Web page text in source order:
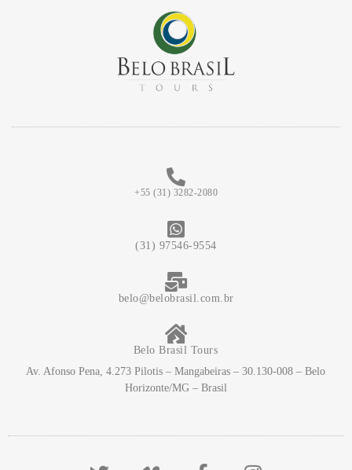
+55 (31) 3282-2080
(31) 97546-9554
belo@belobrasil.com.br
Belo Brasil Tours
Av. Afonso Pena, 4.273 Pilotis – Mangabeiras – 30.130-008 – Belo
Horizonte/MG – Brasil